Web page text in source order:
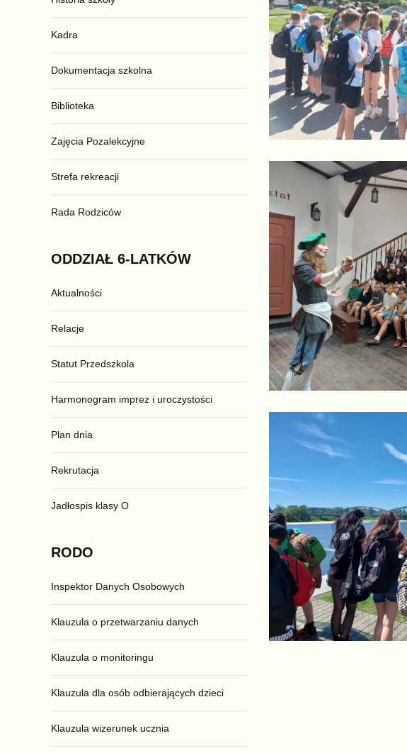
Kadra
Dokumentacja szkolna
Biblioteka
Zajęcia Pozalekcyjne
Strefa rekreacji
Rada Rodziców
ODDZIAŁ 6-LATKÓW
Aktualności
Relacje
Statut Przedszkola
Harmonogram imprez i uroczystości
Plan dnia
Rekrutacja
Jadłospis klasy O
RODO
Inspektor Danych Osobowych
Klauzula o przetwarzaniu danych
Klauzula o monitoringu
Klauzula dla osób odbierających dzieci
Klauzula wizerunek ucznia